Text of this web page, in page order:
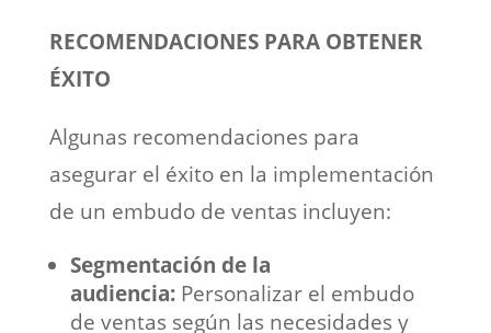
RECOMENDACIONES PARA OBTENER
ÉXITO
Algunas recomendaciones para
asegurar el éxito en la implementación
de un embudo de ventas incluyen:
Segmentación de la
audiencia:Personalizar el embudo
de ventas según las necesidades y